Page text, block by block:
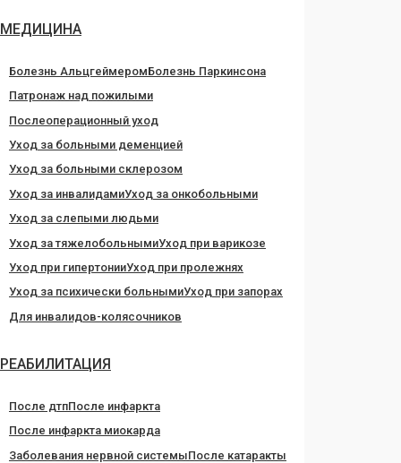
МЕДИЦИНА
Болезнь АльцгеймеромБолезнь Паркинсона
Патронаж над пожилыми
Послеоперационный уход
Уход за больными деменцией
Уход за больными склерозом
Уход за инвалидамиУход за онкобольными
Уход за слепыми людьми
Уход за тяжелобольнымиУход при варикозе
Уход при гипертонииУход при пролежнях
Уход за психически больнымиУход при запорах
Для инвалидов-колясочников
РЕАБИЛИТАЦИЯ
После дтпПосле инфаркта
После инфаркта миокарда
Заболевания нервной системыПосле катаракты